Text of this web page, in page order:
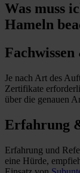
Was muss
Hameln
Je nach Art des
Zertifikate
über die genauen
Erfahrung
Erfahrung und
eine Hürde,